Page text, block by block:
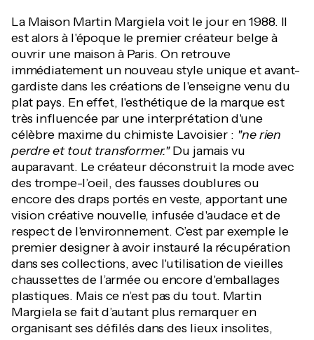
La Maison Martin Margiela voit le jour en 1988. Il
est alors à l'époque le premier créateur belge à
ouvrir une maison à Paris. On retrouve
immédiatement un nouveau style unique et avant-
gardiste dans les créations de l'enseigne venu du
plat pays. En effet, l'esthétique de la marque est
très influencée par une interprétation d'une
célèbre maxime du chimiste Lavoisier : "ne rien
perdre et tout transformer."Du jamais vu
auparavant. Le créateur déconstruit la mode avec
des trompe-l’oeil, des fausses doublures ou
encore des draps portés en veste, apportant une
vision créative nouvelle, infusée d'audace et de
respect de l'environnement. C’est par exemple le
premier designer à avoir instauré la récupération
dans ses collections, avec l'utilisation de vieilles
chaussettes de l’armée ou encore d'emballages
plastiques. Mais ce n’est pas du tout. Martin
Margiela se fait d’autant plus remarquer en
organisant ses défilés dans des lieux insolites,